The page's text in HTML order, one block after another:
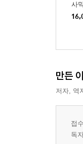
사
만든
저자, 역
접
독